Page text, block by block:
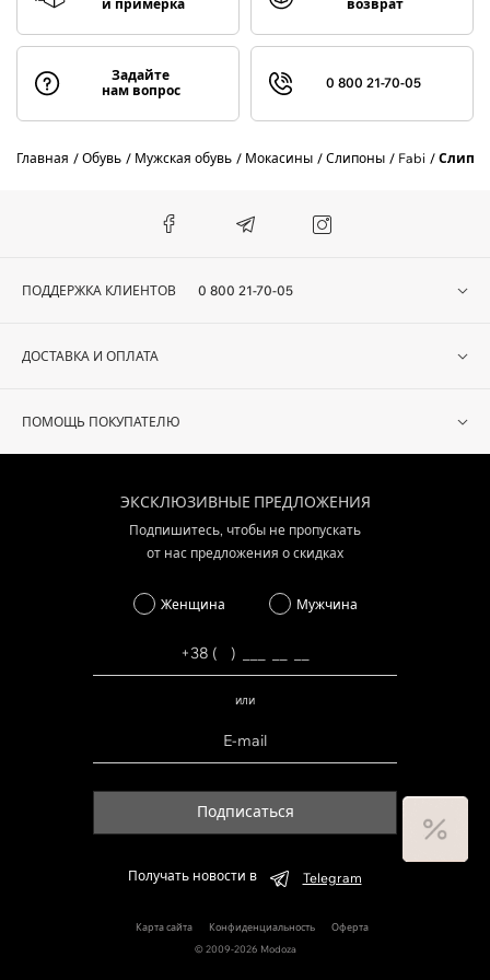
и примерка возврат
Задайте
нам вопрос
0 800 21-70-05
Главная Обувь Мужская обувь Мокасины Слипоны Fabi
ПОДДЕРЖКА КЛИЕНТОВ 0 800 21-70-05
ДОСТАВКА И ОПЛАТА
ПОМОЩЬ ПОКУПАТЕЛЮ
ЭКСКЛЮЗИВНЫЕ ПРЕДЛОЖЕНИЯ
Подпишитесь, чтобы не пропускать
от нас предложения о скидках
Женщина Мужчина
или
Подписаться
Получать новости в Telegram
Карта сайта Конфиденциальность
Оферта
© 2009-2026 Modoza